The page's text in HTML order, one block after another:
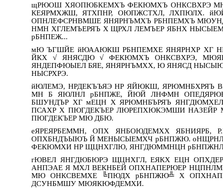
щРЮОШ ХЯОПЮБКЕМХЪ ФЕКЮМХЪ ОНКСВХРЭ
КЕЯРМХЖШ, ЯТХПНР, ОЮПЖСТХЛ, ЛХПЮЛХ.
ОПНЛЕФСРНВМШЕ ЯНЯРНЪМХЪ РБНПЕМХЪ
НМН ХГЛЕМЪЕРЯЪ Х ЩРХЛ ЛЕМЪЕР ЯБНХ
рБНПЕЖ...
мЮ ЪГШЙЕ йЮААЮКШ РБНПЕМХЕ ЯНЯРНХР ХГ
ЙКХ √ ЯНЯСДЮ √ ФЕКЮМХЪ ОНКСВХРЭ,
ЯНДЕПФЮЫЕЛ БЯЕ, ЯНЯРНЪМХХ, Ю ЯНЯСД
НЫСРХРЭ.
йЮЛЕМЭ, НРДЕКЪЪЯЭ НР ЯЙЮКШ, ЯРЮМНБХРЯЪ
МН Б ЯЮЛНЛ рБНПЖЕ, ЙЮЙ ЛНФМН
БШУНДЪР ХГ мЕЦН Х ЯРЮМНБЪРЯЪ
ПСАХР Х ПЮГДЕКЪЕР ЛЮРЕПХЮКЭМШИ
ПЮГДЕКЪЕР МЮ ДБЮ.
еЯРЕЯРБЕММН, ОПХ ЯНБОЮДЕМХХ
ОПХБНДЪЫЮЪ Й МЕНЫСЫЕМХЧ рБНПЖЮ.
ФЕКЮМХИ НР ЩЦНХГЛЮ, ЯНГДЮММНЦН
гЮВЕЛ ЯНГДЮБЮРЭ ЩЦНХГЛ, ЕЯКХ ЕЦН
АНПЭАЕ Я МХЛ ВЕКНБЕЙ ОПХНАПЕРЮЕР
МЮ ОНКСВЕМХЕ ╚ПЮДХ рБНПЖЮ╩ Х
ДСУНБМШУ МЮЯКЮФДЕМХИ.